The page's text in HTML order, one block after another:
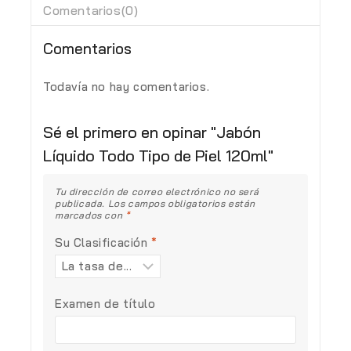
Comentarios(0)
Comentarios
Todavía no hay comentarios.
Sé el primero en opinar "Jabón
Líquido Todo Tipo de Piel 120ml"
Tu dirección de correo electrónico no será
publicada. Los campos obligatorios están
marcados con *
Su Clasificación*
Examen de título